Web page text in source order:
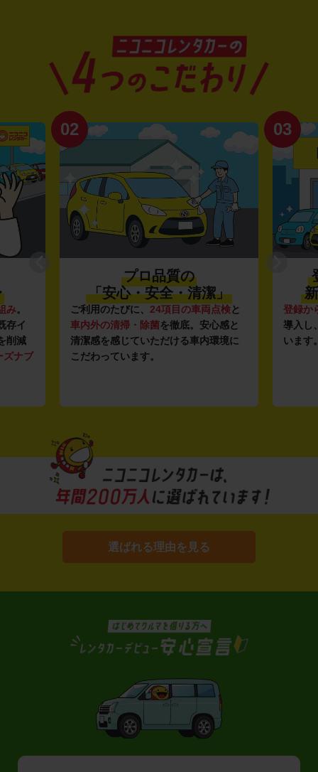
み。
存イ
削減
ズナブ
02
プロ品質の
「安心・安全・清潔」
ご利用のたびに、 24項目の車両点検と
車内外の清掃・除菌を徹底。安心感と
清潔感を感じていただける車内環境に
こだわっています。
03
登録か
導入し
います
選ばれる理由を見る